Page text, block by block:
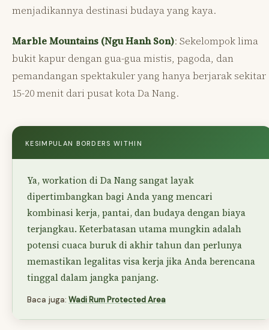
menjadikannya destinasi budaya yang kaya.
Marble Mountains (Ngu Hanh Son): Sekelompok lima
bukit kapur dengan gua-gua mistis, pagoda, dan
pemandangan spektakuler yang hanya berjarak sekitar
15-20 menit dari pusat kota Da Nang.
KESIMPULAN BORDERS WITHIN
Ya, workation di Da Nang sangat layak
dipertimbangkan bagi Anda yang mencari
kombinasi kerja, pantai, dan budaya dengan biaya
terjangkau. Keterbatasan utama mungkin adalah
potensi cuaca buruk di akhir tahun dan perlunya
memastikan legalitas visa kerja jika Anda berencana
tinggal dalam jangka panjang.
Baca juga: Wadi Rum Protected Area